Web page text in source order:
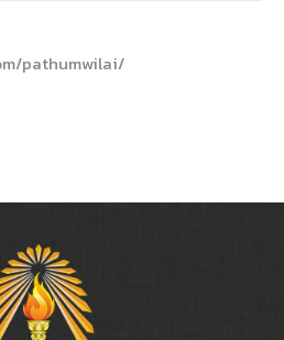
pathumwilai/